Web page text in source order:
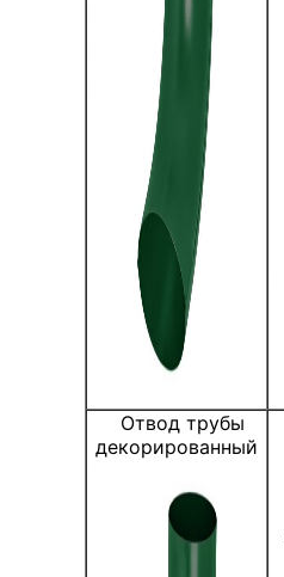
Отвод трубы
декорированный